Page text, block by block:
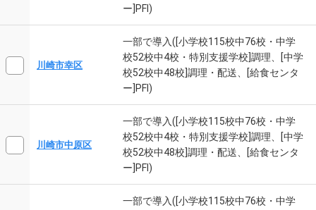
ー]PFI)
川崎市幸区
一部で導入([小学校115校中76校・中学
校52校中4校・特別支援学校]調理、[中学
校52校中48校]調理・配送、[給食センタ
ー]PFI)
川崎市中原区
一部で導入([小学校115校中76校・中学
校52校中4校・特別支援学校]調理、[中学
校52校中48校]調理・配送、[給食センタ
ー]PFI)
一部で導入([小学校115校中76校・中学